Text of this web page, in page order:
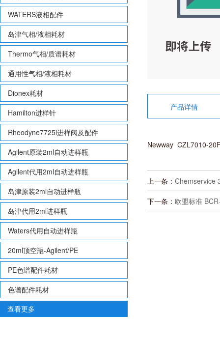
WATERS液相配件
岛津气相/液相耗材
Thermo气相/质谱耗材
通用性气相/液相耗材
Dionex耗材
Hamilton进样针
Rheodyne7725i进样阀及配件
Agilent原装2ml自动进样瓶
Agilent代用2ml自动进样瓶
岛津原装2ml自动进样瓶
岛津代用2ml进样瓶
Waters代用自动进样瓶
20ml顶空瓶-Agilent/PE
PE色谱配件耗材
色谱配件耗材
查看更多
产品详情
Newway CZL7010-
上一条： Chemservice
下一条： 欧盟标准